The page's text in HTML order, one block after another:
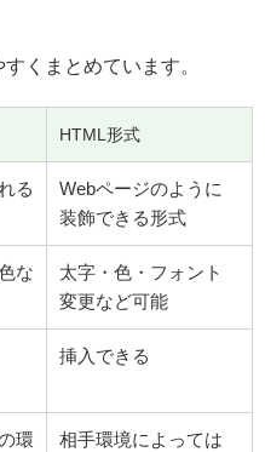
くまとめています。
HTML形式
る
Webページのように
装飾できる形式
な
太字・色・フォント
変更など可能
挿入できる
環
相手環境によっては